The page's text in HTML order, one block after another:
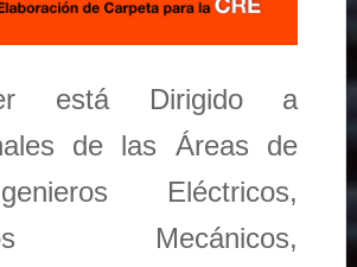
está Dirigido a
de las Áreas de
Eléctricos,
Mecánicos,